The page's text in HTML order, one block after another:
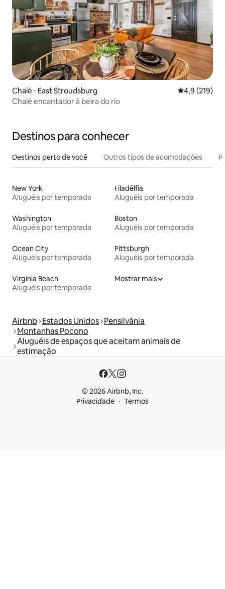
Chalé ⋅ East Stroudsburg 4,9 de uma
4,9 (219)
Chalé encantador à beira do rio
Destinos para conhecer
Destinos perto de você Outros tipos de acomodações
New York
Aluguéis por temporada
Filadélfia
Aluguéis por temporada
Washington
Aluguéis por temporada
Boston
Aluguéis por temporada
Ocean City
Aluguéis por temporada
Pittsburgh
Aluguéis por temporada
Virginia Beach
Aluguéis por temporada
Mostrar mais
Airbnb Estados Unidos Pensilvânia
Montanhas Pocono
Aluguéis de espaços que aceitam animais de
estimação
© 2026 Airbnb, Inc.
Privacidade
Termos